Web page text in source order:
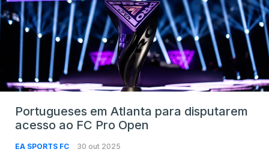
Portugueses em Atlanta para disputarem
acesso ao FC Pro Open
EA SPORTS FC 30 out 2025